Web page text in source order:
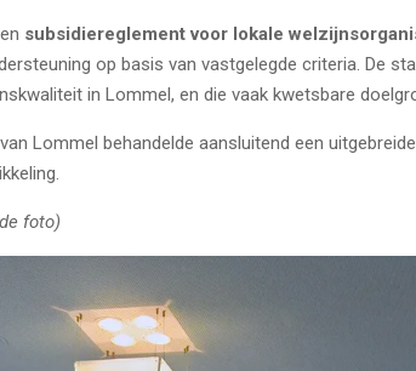
subsidiereglement voor lokale
op basis van vastgelegde criteria. De
in Lommel, en die vaak kwetsbare
van Lommel behandelde aansluitend een
foto)